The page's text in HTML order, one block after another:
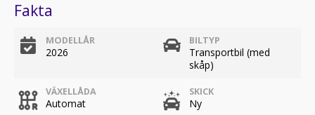
Fakta
MODELLÅR
2026
BILTYP
Transportbil (med
skåp)
VÄXELLÅDA
Automat
SKICK
Ny